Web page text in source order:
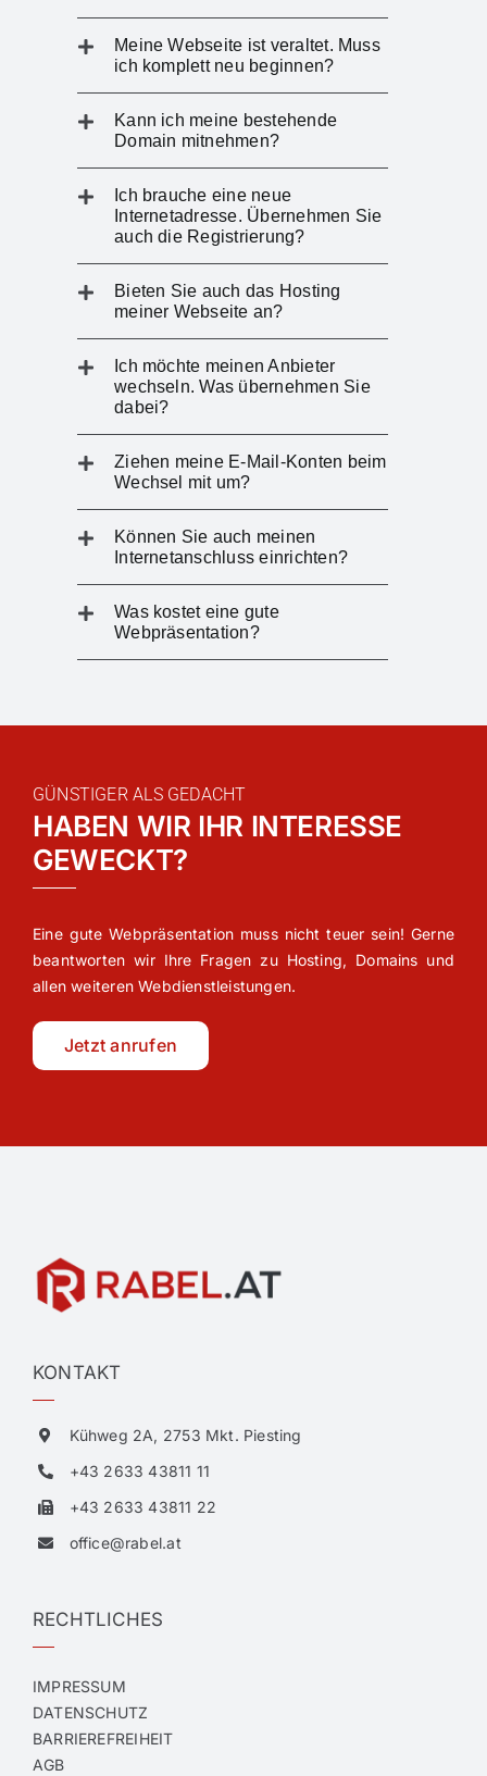
Meine Webseite ist veraltet. Muss
ich komplett neu beginnen?
Kann ich meine bestehende
Domain mitnehmen?
Ich brauche eine neue
Internetadresse. Übernehmen Sie
auch die Registrierung?
Bieten Sie auch das Hosting
meiner Webseite an?
Ich möchte meinen Anbieter
wechseln. Was übernehmen Sie
dabei?
Ziehen meine E-Mail-Konten beim
Wechsel mit um?
Können Sie auch meinen
Internetanschluss einrichten?
Was kostet eine gute
Webpräsentation?
GÜNSTIGER ALS GEDACHT
HABEN WIR IHR INTERESSE
GEWECKT?
Eine gute Webpräsentation muss nicht teuer sein! Gerne
beantworten wir Ihre Fragen zu Hosting, Domains und
allen weiteren Webdienstleistungen.
Jetzt anrufen
KONTAKT
Kühweg 2A, 2753 Mkt. Piesting
+43 2633 43811 11
+43 2633 43811 22
office@rabel.at
RECHTLICHES
IMPRESSUM
DATENSCHUTZ
BARRIEREFREIHEIT
AGB